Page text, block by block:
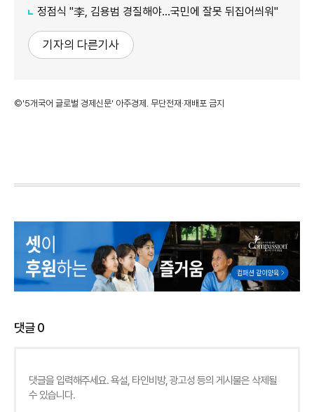
정점식 "李, 김용범 경질해야...국민에 잘못 뒤집어씌워"
기자의 다른기사
©'5개국어 글로벌 경제신문' 아주경제. 무단전재·재배포 금지
댓글0